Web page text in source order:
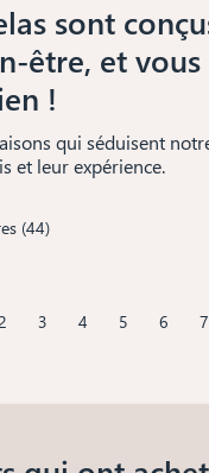
sont
être, et vous
!
qui séduisent
et leur expérience.
(44)
3 4 5 6 7